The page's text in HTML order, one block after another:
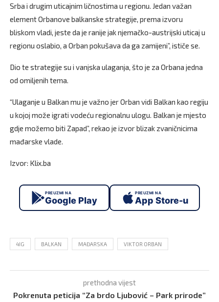
Srba i drugim uticajnim ličnostima u regionu. Jedan važan
element Orbanove balkanske strategije, prema izvoru
bliskom vladi, jeste da je ranije jak njemačko-austrijski uticaj u
regionu oslabio, a Orban pokušava da ga zamijeni”, ističe se.
Dio te strategije su i vanjska ulaganja, što je za Orbana jedna
od omiljenih tema.
“Ulaganje u Balkan mu je važno jer Orban vidi Balkan kao regiju
u kojoj može igrati vodeću regionalnu ulogu. Balkan je mjesto
gdje možemo biti Zapad”, rekao je izvor blizak zvaničnicima
mađarske vlade.
Izvor: Klix.ba
PREUZMI NA
Google Play
PREUZMI NA
App Store-u
4IG BALKAN MAĐARSKA VIKTOR ORBAN
prethodna vijest
Pokrenuta peticija “Za brdo Ljubović – Park prirode”